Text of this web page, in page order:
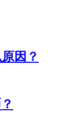
因？